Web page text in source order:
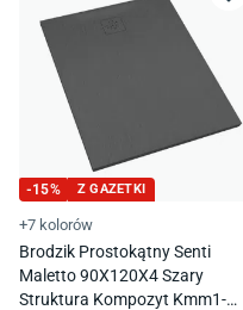
-15% Z GAZETKI
+7 kolorów
Brodzik Prostokątny Senti
Maletto 90X120X4 Szary
Struktura Kompozyt Kmm1-